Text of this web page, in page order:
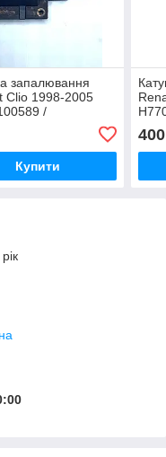
запалювання
Clio 1998-2005
/
/ 2526115A
Купити
400